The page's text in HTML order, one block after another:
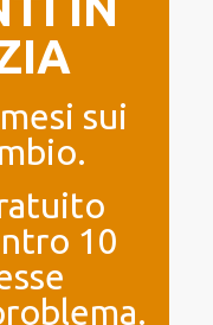
sui
10